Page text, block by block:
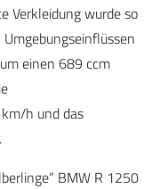
Verkleidung wurde so
einen 689 ccm
h und das
BMW R 1250